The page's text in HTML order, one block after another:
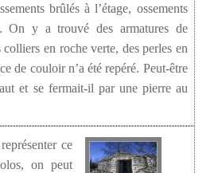
brûlés à l’étage, ossements
On y a trouvé des armatures de
en roche verte, des perles en
de couloir n’a été repéré. Peut-être
et se fermait-il par une pierre au
ce
on peut